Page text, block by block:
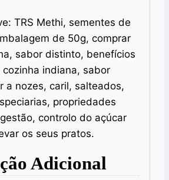
TRS Methi, sementes de
de 50g, comprar
sabor distinto, benefícios
indiana, sabor
a nozes, caril, salteados,
propriedades
controlo do açúcar
os seus pratos.
Adicional